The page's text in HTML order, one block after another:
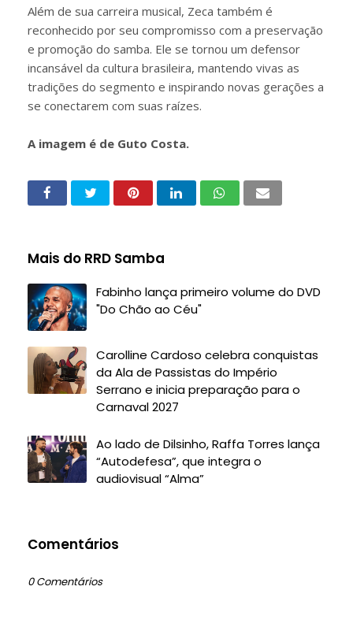
Além de sua carreira musical, Zeca também é
reconhecido por seu compromisso com a preservação
e promoção do samba. Ele se tornou um defensor
incansável da cultura brasileira, mantendo vivas as
tradições do segmento e inspirando novas gerações a
se conectarem com suas raízes.
A imagem é de Guto Costa.
Mais do RRD Samba
Fabinho lança primeiro volume do DVD
"Do Chão ao Céu"
Carolline Cardoso celebra conquistas
da Ala de Passistas do Império
Serrano e inicia preparação para o
Carnaval 2027
Ao lado de Dilsinho, Raffa Torres lança
“Autodefesa”, que integra o
audiovisual “Alma”
Comentários
0 Comentários